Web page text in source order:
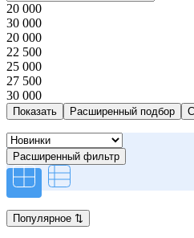
20 000
30 000
20 000
22 500
25 000
27 500
30 000
Расширенный подбор
Расширенный фильтр
Популярное ⇅